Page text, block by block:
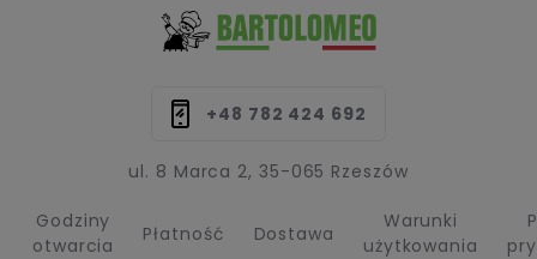
+48 782 424 692
ul. 8 Marca 2, 35-065 Rzeszów
Godziny
otwarcia
Płatność Dostawa
Warunki
użytkowania